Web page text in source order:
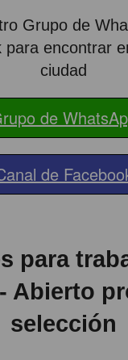
Grupo de
para encontrar
ciudad
de
de
para
Abierto
selección